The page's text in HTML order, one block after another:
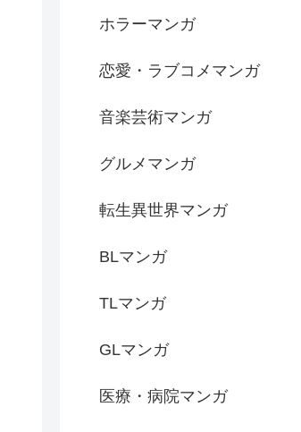
ホラーマンガ
恋愛・ラブコメマンガ
音楽芸術マンガ
グルメマンガ
転生異世界マンガ
BLマンガ
TLマンガ
GLマンガ
医療・病院マンガ